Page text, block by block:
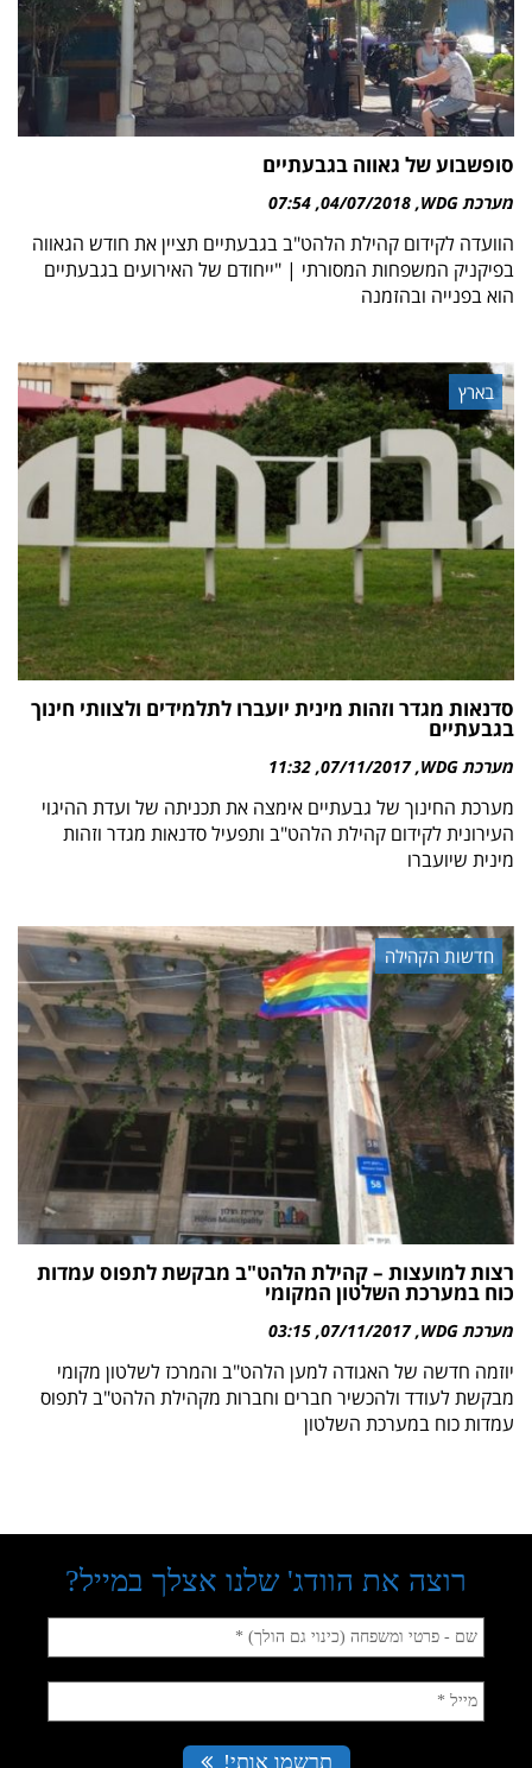
סופשבוע של גאווה בגבעתיים
מערכת WDG 04/07/2018
07:54
הוועדה לקידום קהילת הלהט"ב בגבעתיים תציין את חודש הגאווה
בפיקניק המשפחות המסורתי | "ייחודם של האירועים בגבעתיים
הוא בפנייה ובהזמנה
בארץ
סדנאות מגדר וזהות מינית יועברו לתלמידים ולצוותי חינוך
בגבעתיים
מערכת WDG 07/11/2017
11:32
מערכת החינוך של גבעתיים אימצה את תכניתה של ועדת ההיגוי
העירונית לקידום קהילת הלהט"ב ותפעיל סדנאות מגדר וזהות
מינית שיועברו
חדשות הקהילה
רצות למועצות – קהילת הלהט"ב מבקשת לתפוס עמדות
כוח במערכת השלטון המקומי
מערכת WDG 07/11/2017
03:15
יוזמה חדשה של האגודה למען הלהט"ב והמרכז לשלטון מקומי
מבקשת לעודד ולהכשיר חברים וחברות מקהילת הלהט"ב לתפוס
עמדות כוח במערכת השלטון